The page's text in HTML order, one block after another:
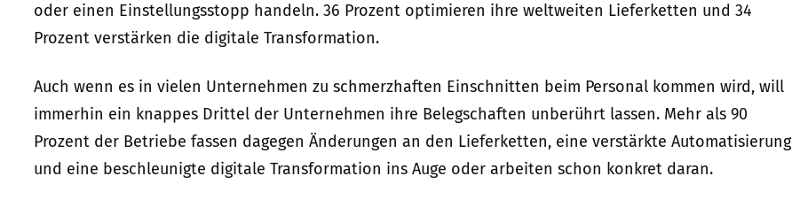
oder einen Einstellungsstopp handeln. 36 Prozent optimieren ihre weltweiten Lieferketten und 34
Prozent verstärken die digitale Transformation.
Auch wenn es in vielen Unternehmen zu schmerzhaften Einschnitten beim Personal kommen wird, will
immerhin ein knappes Drittel der Unternehmen ihre Belegschaften unberührt lassen. Mehr als 90
Prozent der Betriebe fassen dagegen Änderungen an den Lieferketten, eine verstärkte Automatisierung
und eine beschleunigte digitale Transformation ins Auge oder arbeiten schon konkret daran.